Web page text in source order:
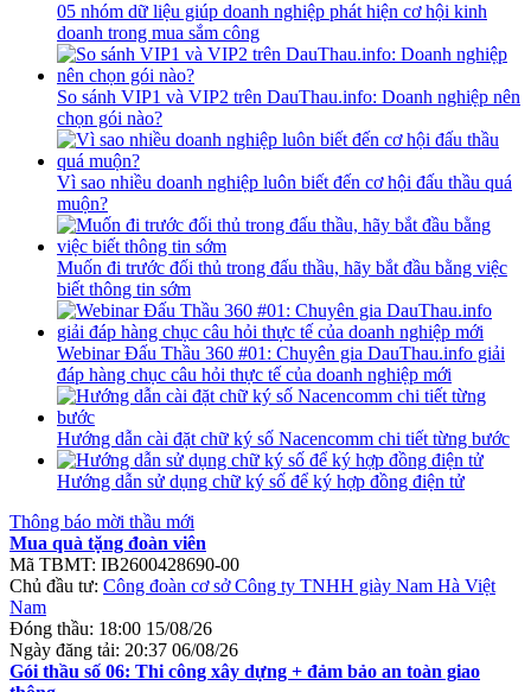
05 nhóm dữ liệu giúp doanh nghiệp phát hiện cơ hội kinh
doanh trong mua sắm công
So sánh VIP1 và VIP2 trên DauThau.info: Doanh nghiệp nên
chọn gói nào?
Vì sao nhiều doanh nghiệp luôn biết đến cơ hội đấu thầu quá
muộn?
Muốn đi trước đối thủ trong đấu thầu, hãy bắt đầu bằng việc
biết thông tin sớm
Webinar Đấu Thầu 360 #01: Chuyên gia DauThau.info giải
đáp hàng chục câu hỏi thực tế của doanh nghiệp mới
Hướng dẫn cài đặt chữ ký số Nacencomm chi tiết từng bước
Hướng dẫn sử dụng chữ ký số để ký hợp đồng điện tử
Thông báo mời thầu mới
Mua quà tặng đoàn viên
Mã TBMT: IB2600428690-00
Chủ đầu tư: Công đoàn cơ sở Công ty TNHH giày Nam Hà Việt
Nam
Đóng thầu: 18:00 15/08/26
Ngày đăng tải: 20:37 06/08/26
Gói thầu số 06: Thi công xây dựng + đảm bảo an toàn giao